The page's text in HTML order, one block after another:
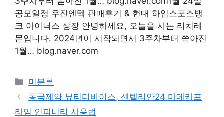
공모일정 우진엔텍 판매후기 & 현대 하임스포스뱅
크 아이닉스 상장 안녕하세요, 오늘을 사는 리치레
몬입니다. 2024년이 시작되면서 3주차부터 쏟아진
1월… blog.naver.com
Categories
미분류
동국제약 뷰티디바이스, 센텔리안24 마데카프
라임 인피니티 사용법